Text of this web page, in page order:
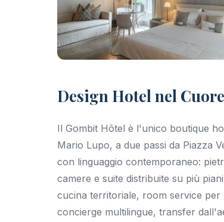
Design Hotel nel
Il Gombit Hôtel è l'unico boutique
Mario Lupo, a due passi da Piazza
con linguaggio contemporaneo:
camere e suite distribuite su più
cucina territoriale, room service
concierge multilingue, transfer